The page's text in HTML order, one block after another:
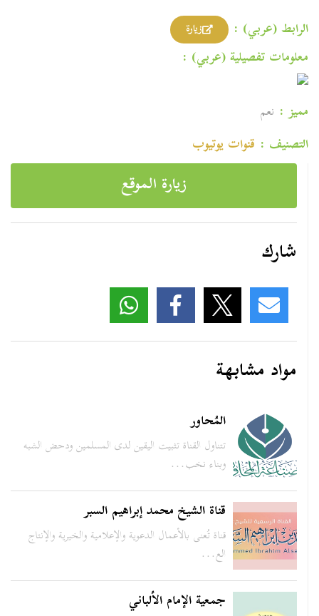
الرابط (عربي) :
زيارة
معلومات تفصيلية (عربي) :
مميز : نعم
التصنيف : قنوات یوتیوب
زيارة الموقع
شارك
مواد مشابهة
المُحاور
تتناول القناة تثبيت اليقين لدى المسلمين ودحض الشبه
وبناء نخب...
قناة الشيخ محمد إبراهيم السبر
قناة تُعنى بالأعمال الدعوية والإعلامية والخيرية والإنتاج
الع...
جمعية الإمام الألباني